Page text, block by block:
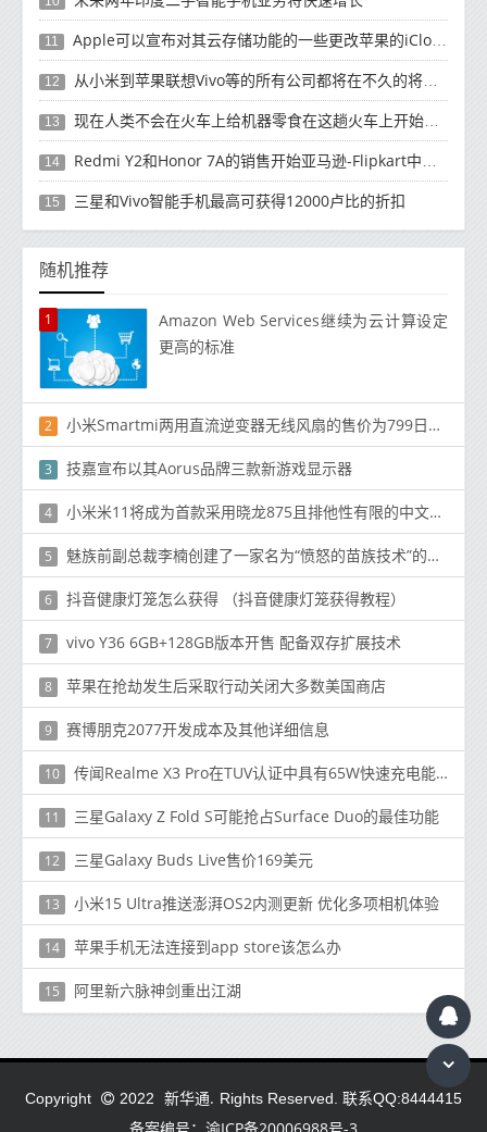
11 Apple可以宣布对其云存储功能的一些更改苹果的iCloud一直在变化
12 从小米到苹果联想Vivo等的所有公司都将在不久的将来推出他们的新智能手机
13 现在人类不会在火车上给机器零食在这趟火车上开始服务
14 Redmi Y2和Honor 7A的销售开始亚马逊-Flipkart中的报价之战
15 三星和Vivo智能手机最高可获得12000卢比的折扣
随机推荐
1
Amazon Web Services继续为云计算设定
更高的标准
2 小米Smartmi两用直流逆变器无线风扇的售价为799日元（〜112美元）
3 技嘉宣布以其Aorus品牌三款新游戏显示器
4 小米米11将成为首款采用晓龙875且排他性有限的中文手机
5 魅族前副总裁李楠创建了一家名为“愤怒的苗族技术”的新公司
6 抖音健康灯笼怎么获得 （抖音健康灯笼获得教程）
7 vivo Y36 6GB+128GB版本开售 配备双存扩展技术
8 苹果在抢劫发生后采取行动关闭大多数美国商店
9 赛博朋克2077开发成本及其他详细信息
10 传闻Realme X3 Pro在TUV认证中具有65W快速充电能力
11 三星Galaxy Z Fold S可能抢占Surface Duo的最佳功能
12 三星Galaxy Buds Live售价169美元
13 小米15 Ultra推送澎湃OS2内测更新 优化多项相机体验
14 苹果手机无法连接到app store该怎么办
15 阿里新六脉神剑重出江湖
Copyright 2022 新华通. Rights Reserved. 联系QQ:8444415